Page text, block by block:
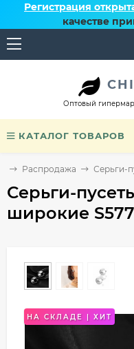
Регистрация
качестве
Оптовый
КАТАЛОГ ТОВАРОВ
Распродажа Серьги-
Серьги-
широкие
НА СКЛАДЕ | ХИТ